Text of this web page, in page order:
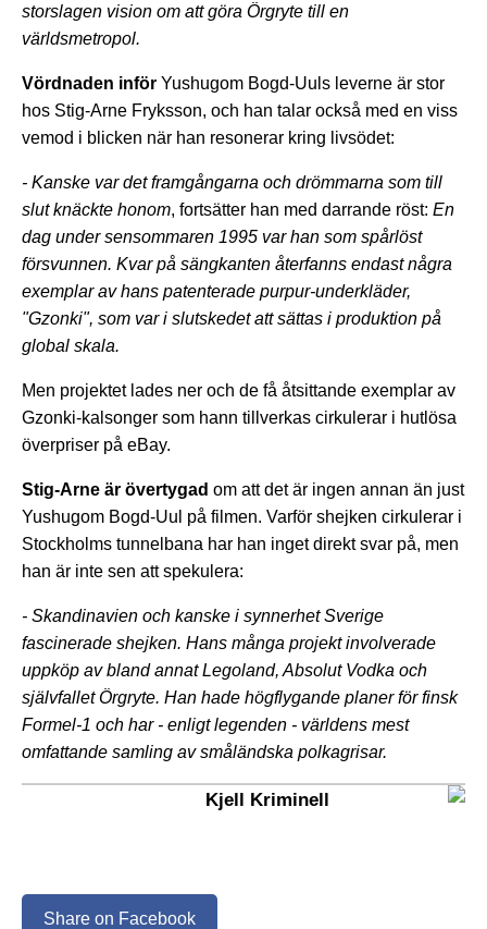
storslagen vision om att göra Örgryte till en
världsmetropol.
Vördnaden inför Yushugom Bogd-Uuls leverne är stor
hos Stig-Arne Fryksson, och han talar också med en viss
vemod i blicken när han resonerar kring livsödet:
- Kanske var det framgångarna och drömmarna som till
slut knäckte honom, fortsätter han med darrande röst: En
dag under sensommaren 1995 var han som spårlöst
försvunnen. Kvar på sängkanten återfanns endast några
exemplar av hans patenterade purpur-underkläder,
"Gzonki", som var i slutskedet att sättas i produktion på
global skala.
Men projektet lades ner och de få åtsittande exemplar av
Gzonki-kalsonger som hann tillverkas cirkulerar i hutlösa
överpriser på eBay.
Stig-Arne är övertygad om att det är ingen annan än just
Yushugom Bogd-Uul på filmen. Varför shejken cirkulerar i
Stockholms tunnelbana har han inget direkt svar på, men
han är inte sen att spekulera:
- Skandinavien och kanske i synnerhet Sverige
fascinerade shejken. Hans många projekt involverade
uppköp av bland annat Legoland, Absolut Vodka och
självfallet Örgryte. Han hade högflygande planer för finsk
Formel-1 och har - enligt legenden - världens mest
omfattande samling av småländska polkagrisar.
Kjell Kriminell
Share on Facebook